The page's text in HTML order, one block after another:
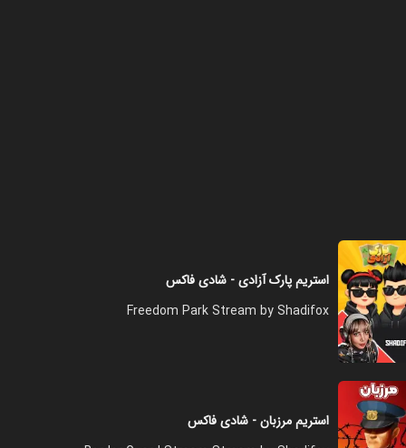
فصل ۱ - بچه‌ی هندی جوگیر شد
۱۱:۰۰
وارزون ۲
استریم پارک آزادی - شادی فاکس
Freedom Park Stream by Shadifox
استریم مرزبان - شادی فاکس